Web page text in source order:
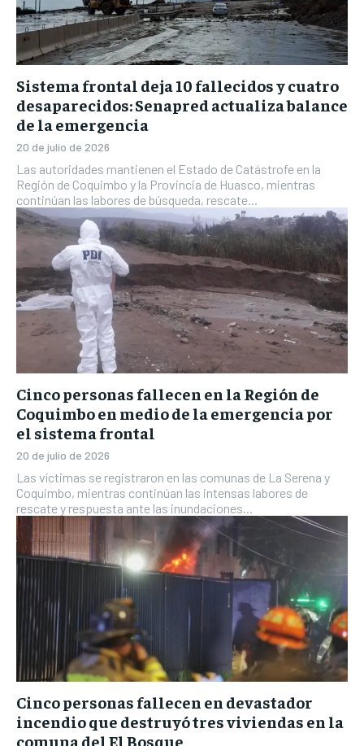
Sistema frontal deja 10 fallecidos y cuatro
desaparecidos: Senapred actualiza balance
de la emergencia
20 de julio de 2026
Las autoridades mantienen el Estado de Catástrofe en la
Región de Coquimbo y la Provincia de Huasco, mientras
continúan las labores de búsqueda, rescate...
Cinco personas fallecen en la Región de
Coquimbo en medio de la emergencia por
el sistema frontal
20 de julio de 2026
Las víctimas se registraron en las comunas de La Serena y
Coquimbo, mientras continúan las intensas labores de
rescate y respuesta ante las inundaciones...
Cinco personas fallecen en devastador
incendio que destruyó tres viviendas en la
comuna del El Bosque